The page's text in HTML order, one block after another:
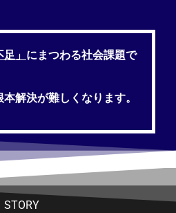
足」 にまつわる社会課題で
解決が難しくなります。
STORY